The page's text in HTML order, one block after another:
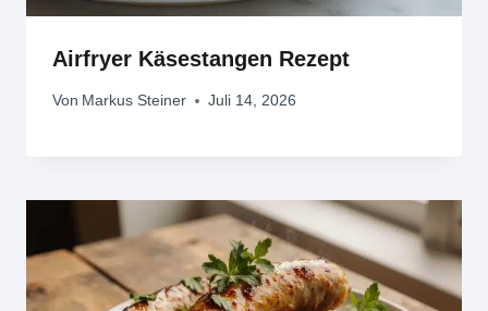
Airfryer Käsestangen Rezept
Von Markus Steiner Juli 14, 2026